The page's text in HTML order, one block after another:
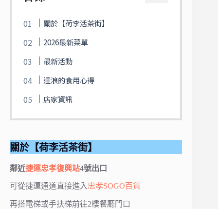
關於【荷李活茶街】
2026最新菜單
最新活動
達浪的食用心得
店家資訊
關於【荷李活茶街】
鄰近捷運忠孝復興站4號出口
可從捷運通道直接進入忠孝SOGO百貨
再搭電梯或手扶梯前往2樓餐廳門口